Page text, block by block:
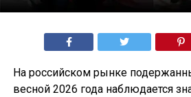
На российском рынке
весной 2026 года наблюдается